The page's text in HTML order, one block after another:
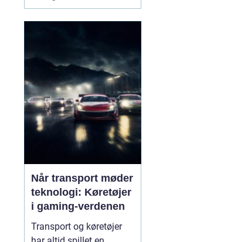
kystnære veje med
charmerende landsbyer,
er mulighederne mange.
Campingvognen giver
friheden til ...
Når transport møder
teknologi: Køretøjer
i gaming-verdenen
Transport og køretøjer